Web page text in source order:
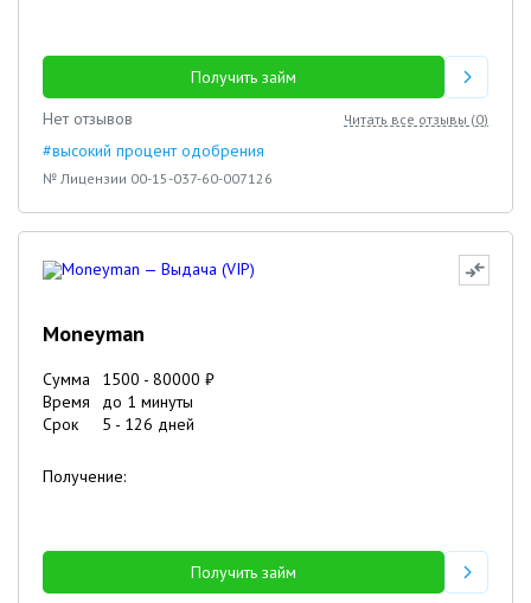
Получить займ
Нет отзывов
Читать все отзывы (0)
#высокий процент одобрения
№ Лицензии 00-15-037-60-007126
Moneyman
Сумма 1500 - 80000 ₽
Время
до 1 минуты
Срок
5 - 126 дней
Получение:
Получить займ